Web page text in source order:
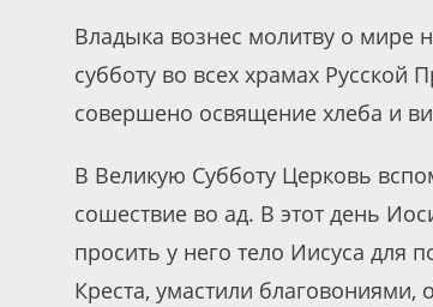
Владыка вознес молитву о мире
субботу во всех храмах
совершено освящение хлеба и
В Великую Субботу Церковь
сошествие во ад. В этот день
просить у него тело Иисуса для
Креста, умастили